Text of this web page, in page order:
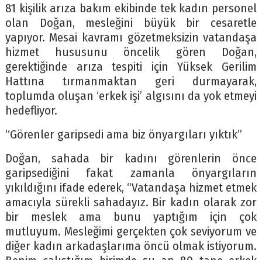
81 kişilik arıza bakım ekibinde tek kadın personel
olan Doğan, mesleğini büyük bir cesaretle
yapıyor. Mesai kavramı gözetmeksizin vatandaşa
hizmet hususunu öncelik gören Doğan,
gerektiğinde arıza tespiti için Yüksek Gerilim
Hattına tırmanmaktan geri durmayarak,
toplumda oluşan ‘erkek işi’ algısını da yok etmeyi
hedefliyor.
“Görenler garipsedi ama biz önyargıları yıktık”
Doğan, sahada bir kadını görenlerin önce
garipsediğini fakat zamanla önyargıların
yıkıldığını ifade ederek, “Vatandaşa hizmet etmek
amacıyla sürekli sahadayız. Bir kadın olarak zor
bir meslek ama bunu yaptığım için çok
mutluyum. Mesleğimi gerçekten çok seviyorum ve
diğer kadın arkadaşlarıma öncü olmak istiyorum.